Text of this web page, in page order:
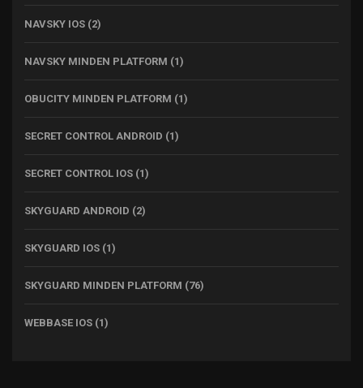
NAVSKY IOS (2)
NAVSKY MINDEN PLATFORM (1)
OBUCITY MINDEN PLATFORM (1)
SECRET CONTROL ANDROID (1)
SECRET CONTROL IOS (1)
SKYGUARD ANDROID (2)
SKYGUARD IOS (1)
SKYGUARD MINDEN PLATFORM (76)
WEBBASE IOS (1)